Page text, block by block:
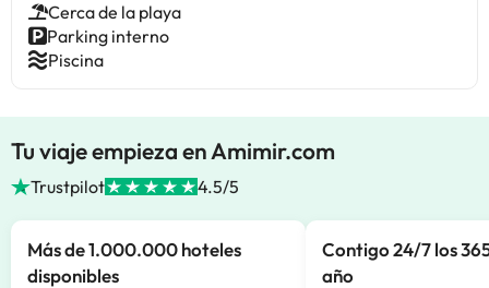
Cerca de la playa
Parking interno
Piscina
Tu viaje empieza en Amimir.com
Trustpilot 4.5/5
Más de 1.000.000 hoteles
disponibles
Contigo 24/7 los
año